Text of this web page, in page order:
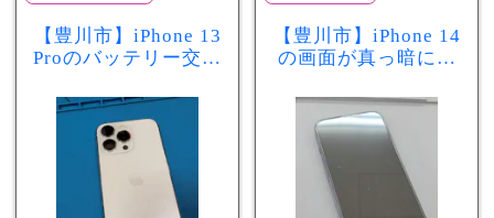
【豊川市】iPhone 13
Proのバッテリー交換
が早い症状も当日90
分で改善
【豊川市】iPhone 14
の画面が真っ暗に…
修理！データそのま
まで復旧しました